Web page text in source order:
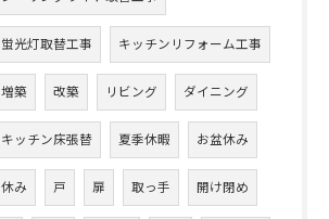
蛍光灯取替工事 キッチンリフォーム工事
増築 改築 リビング ダイニング
キッチン床張替 夏季休暇 お盆休み
休み 戸 扉 取っ手 開け閉め